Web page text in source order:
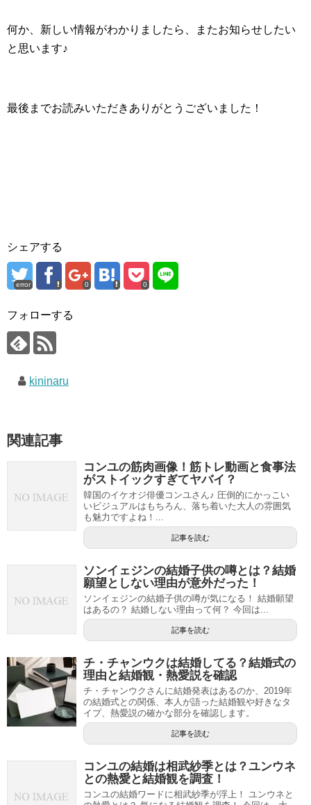
何か、新しい情報がわかりましたら、またお知らせしたい
と思います♪
最後までお読みいただきありがとうございました！
シェアする
error 0 0
フォローする
kininaru
関連記事
コンユの筋肉画像！筋トレ動画と食事法
がストイックすぎてヤバイ？
韓国のイケオジ俳優コンユさん♪ 圧倒的にかっこい
いビジュアルはもちろん、落ち着いた大人の雰囲気
も魅力ですよね！...
記事を読む
ソンイェジンの結婚子供の噂とは？結婚
願望としない理由が意外だった！
ソンイェジンの結婚子供の噂が気になる！ 結婚願望
はあるの？ 結婚しない理由って何？ 今回は...
記事を読む
チ・チャンウクは結婚してる？結婚式の
理由と結婚観・熱愛説を確認
チ・チャンウクさんに結婚発表はあるのか、2019年
の結婚式との関係、本人が語った結婚観や好きなタ
イプ、熱愛説の確かな部分を確認します。
記事を読む
コンユの結婚は相武紗季とは？ユンウネ
との熱愛と結婚観を調査！
コンユの結婚ワードに相武紗季が浮上！ ユンウネと